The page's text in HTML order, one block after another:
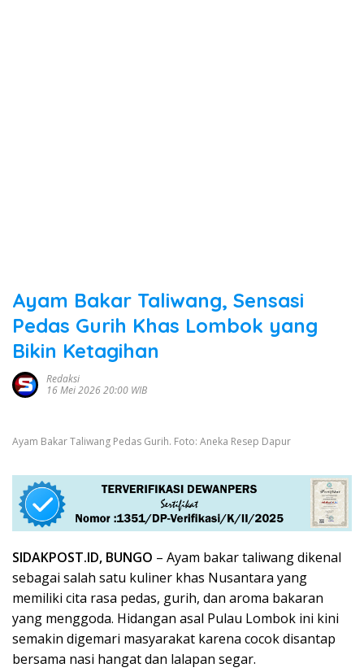
Ayam Bakar Taliwang, Sensasi
Pedas Gurih Khas Lombok yang
Bikin Ketagihan
Redaksi
16 Mei 2026 20:00 WIB
Ayam Bakar Taliwang Pedas Gurih. Foto: Aneka Resep Dapur
SIDAKPOST.ID, BUNGO – Ayam bakar taliwang dikenal
sebagai salah satu kuliner khas Nusantara yang
memiliki cita rasa pedas, gurih, dan aroma bakaran
yang menggoda. Hidangan asal Pulau Lombok ini kini
semakin digemari masyarakat karena cocok disantap
bersama nasi hangat dan lalapan segar.